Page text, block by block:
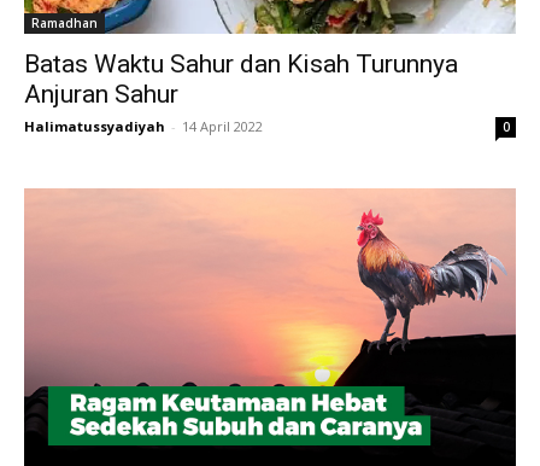
Ramadhan
Batas Waktu Sahur dan Kisah Turunnya
Anjuran Sahur
Halimatussyadiyah - 14 April 2022 0